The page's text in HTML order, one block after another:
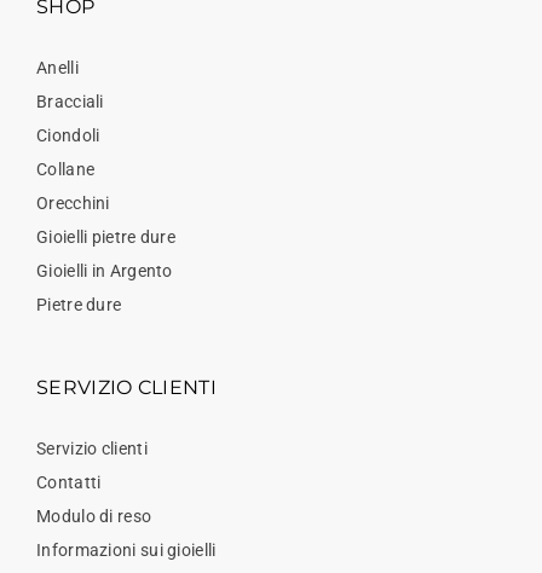
SHOP
Anelli
Bracciali
Ciondoli
Collane
Orecchini
Gioielli pietre dure
Gioielli in Argento
Pietre dure
SERVIZIO CLIENTI
Servizio clienti
Contatti
Modulo di reso
Informazioni sui gioielli